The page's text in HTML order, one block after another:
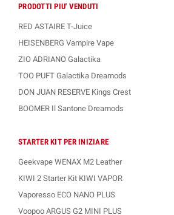
PRODOTTI PIU' VENDUTI
RED ASTAIRE T-Juice
HEISENBERG Vampire Vape
ZIO ADRIANO Galactika
TOO PUFT Galactika Dreamods
DON JUAN RESERVE Kings Crest
BOOMER Il Santone Dreamods
STARTER KIT PER INIZIARE
Geekvape WENAX M2 Leather
KIWI 2 Starter Kit KIWI VAPOR
Vaporesso ECO NANO PLUS
Voopoo ARGUS G2 MINI PLUS